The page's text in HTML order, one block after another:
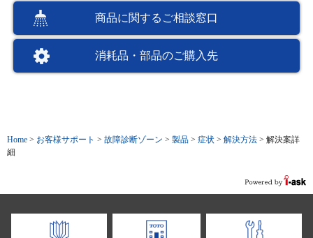
商品に関するご相談窓口
消耗品・部品のご購入先
Home > お客様サポート > 故障診断ゾーン > 製品 > 症状 > 解決方法 > 解決案詳
細